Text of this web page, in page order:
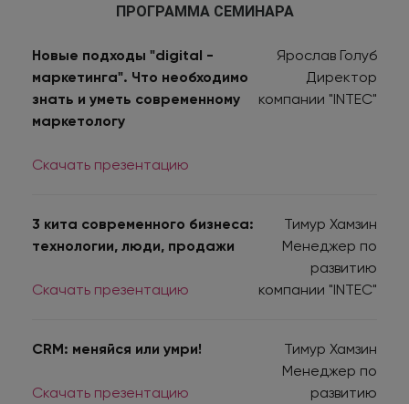
ПРОГРАММА СЕМИНАРА
Новые подходы "digital -
маркетинга". Что необходимо
знать и уметь современному
маркетологу
Скачать презентацию
Ярослав Голуб
Директор
компании "INTEC"
3 кита современного бизнеса:
технологии, люди, продажи
Скачать презентацию
Тимур Хамзин
Менеджер по
развитию
компании "INTEC"
CRM: меняйся или умри!
Скачать презентацию
Тимур Хамзин
Менеджер по
развитию